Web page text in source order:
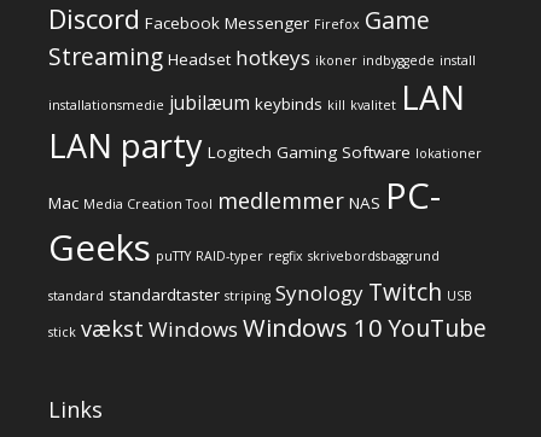
Discord Facebook Messenger Firefox Game
Streaming Headset hotkeys ikoner indbyggede install
installationsmedie jubilæum keybinds kill kvalitet LAN
LAN party Logitech Gaming Software lokationer
Mac Media Creation Tool medlemmer NAS PC-
Geeks puTTY RAID-typer regfix skrivebordsbaggrund
standard standardtaster striping Synology Twitch USB
stick vækst Windows Windows 10YouTube
Links